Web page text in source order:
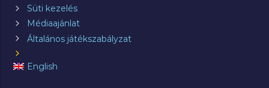
Süti kezelés
Médiaajánlat
Általános játékszabályzat
English